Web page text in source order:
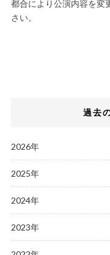
都合により公演内容を変
さい。
過去
2026年
2025年
2024年
2023年